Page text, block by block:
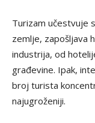
Turizam učestvuje
zemlje, zapošljava
industrija, od
građevine. Ipak,
broj turista
najugroženiji.